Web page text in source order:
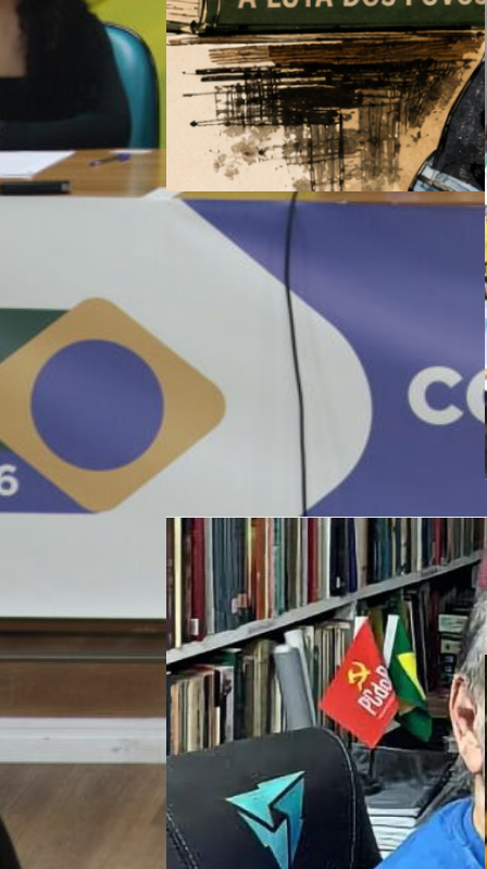
Lejeune Mirhan, um militante do
conhecimento, da luta dos povos
e do socialismo
Sociólogo, professor, sindicalista e
analista internacional morreu nesta
quinta-feira (6) em Campinas, aos 69
anos, após décadas de dedicação ao
PCdoB, à causa palestina e à
profissionalização da Sociologia no